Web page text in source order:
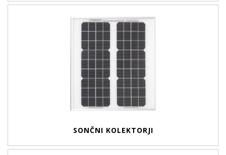
SONČNI KOLEKTORJI